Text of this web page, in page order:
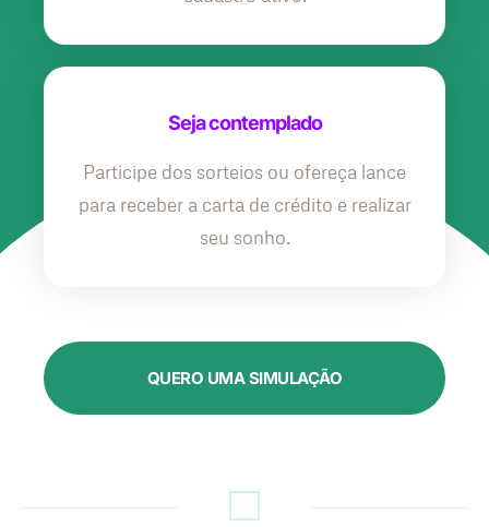
Seja contemplado
Participe dos sorteios ou ofereça lance
para receber a carta de crédito e realizar
seu sonho.
QUERO UMA SIMULAÇÃO